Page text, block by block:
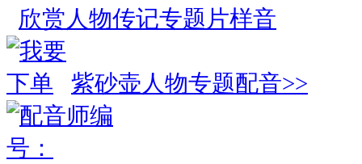
欣赏人物传记专题片样音
紫砂壶人物专题配音>>